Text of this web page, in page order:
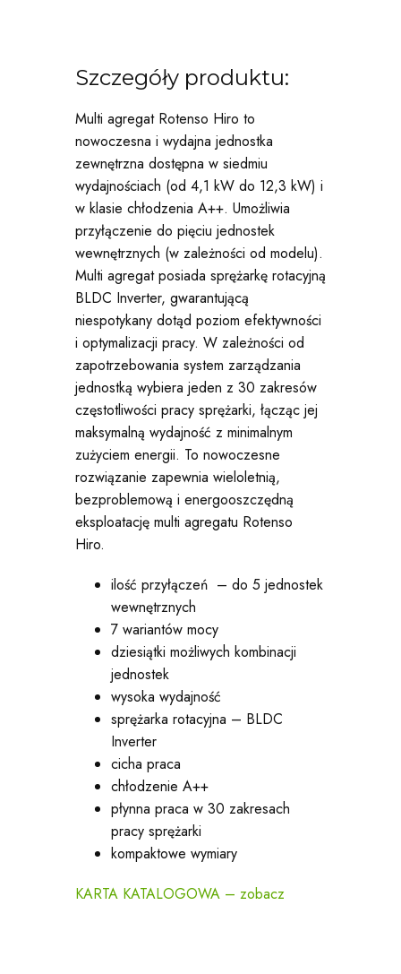
Szczegóły produktu:
Multi agregat Rotenso Hiro to
nowoczesna i wydajna jednostka
zewnętrzna dostępna w siedmiu
wydajnościach (od 4,1 kW do 12,3 kW) i
w klasie chłodzenia A++. Umożliwia
przyłączenie do pięciu jednostek
wewnętrznych (w zależności od modelu).
Multi agregat posiada sprężarkę rotacyjną
BLDC Inverter, gwarantującą
niespotykany dotąd poziom efektywności
i optymalizacji pracy. W zależności od
zapotrzebowania system zarządzania
jednostką wybiera jeden z 30 zakresów
częstotliwości pracy sprężarki, łącząc jej
maksymalną wydajność z minimalnym
zużyciem energii. To nowoczesne
rozwiązanie zapewnia wieloletnią,
bezproblemową i energooszczędną
eksploatację multi agregatu Rotenso
Hiro.
ilość przyłączeń – do 5 jednostek
wewnętrznych
7 wariantów mocy
dziesiątki możliwych kombinacji
jednostek
wysoka wydajność
sprężarka rotacyjna – BLDC
Inverter
cicha praca
chłodzenie A++
płynna praca w 30 zakresach
pracy sprężarki
kompaktowe wymiary
KARTA KATALOGOWA – zobacz